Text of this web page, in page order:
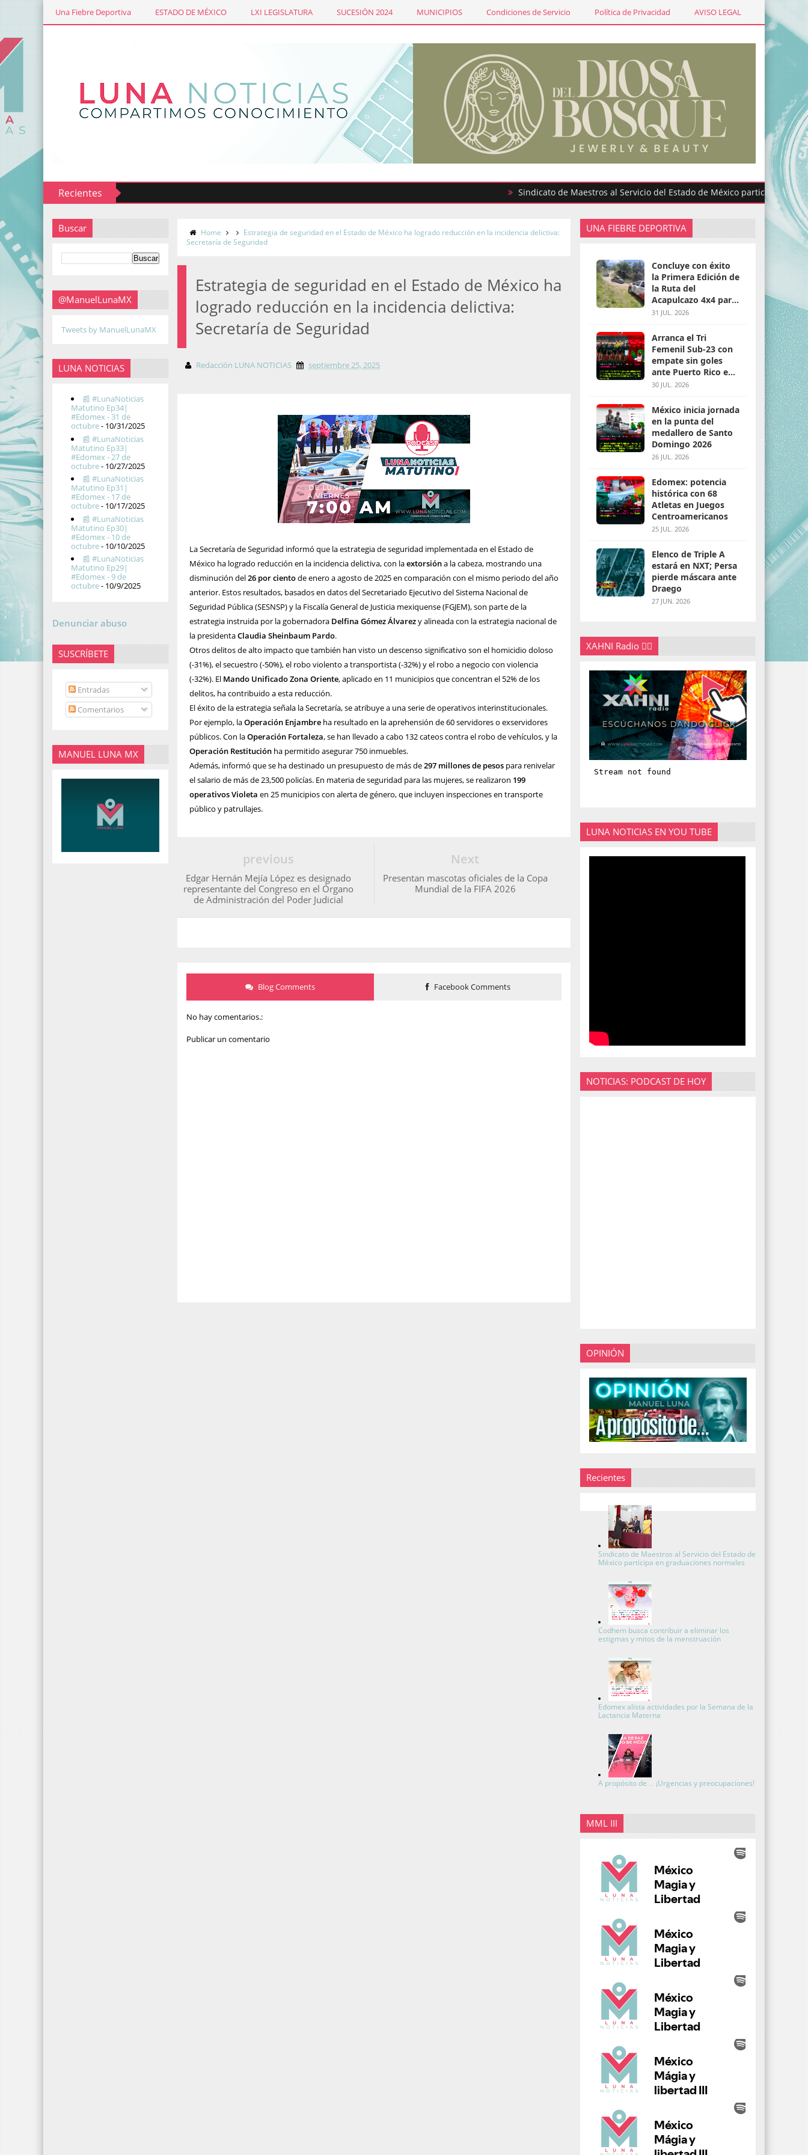
Una Fiebre Deportiva ESTADO DE MÉXICO LXI LEGISLATURA SUCESIÓN 2024 MUNICIPIOS Condiciones de Servicio Política de Privacidad AVISO LEGAL
Recientes Sindicato de Maestros al Servicio del Estado de México participa en
Buscar
@ManuelLunaMX
Tweets by ManuelLunaMX
LUNA NOTICIAS
📰 #LunaNoticias
Matutino Ep34|
#Edomex - 31 de
octubre- 10/31/2025
📰 #LunaNoticias
Matutino Ep33|
#Edomex - 27 de
octubre- 10/27/2025
📰 #LunaNoticias
Matutino Ep31|
#Edomex - 17 de
octubre- 10/17/2025
📰 #LunaNoticias
Matutino Ep30|
#Edomex - 10 de
octubre- 10/10/2025
📰 #LunaNoticias
Matutino Ep29|
#Edomex - 9 de
octubre- 10/9/2025
Denunciar abuso
SUSCRÍBETE
Entradas
Comentarios
MANUEL LUNA MX
Home
Estrategia de seguridad en el Estado de México ha logrado reducción en la incidencia delictiva:
Secretaría de Seguridad
Estrategia de seguridad en el Estado de México ha
logrado reducción en la incidencia delictiva:
Secretaría de Seguridad
Redacción LUNA NOTICIAS septiembre 25, 2025
La Secretaría de Seguridad informó que la estrategia de seguridad implementada en el Estado de
México ha logrado reducción en la incidencia delictiva, con laextorsióna la cabeza, mostrando una
disminución del26 por cientode enero a agosto de 2025 en comparación con el mismo periodo del año
anterior. Estos resultados, basados en datos del Secretariado Ejecutivo del Sistema Nacional de
Seguridad Pública (SESNSP) y la Fiscalía General de Justicia mexiquense (FGJEM), son parte de la
estrategia instruida por la gobernadora Delfina Gómez Álvarezy alineada con la estrategia nacional de
la presidentaClaudia Sheinbaum Pardo.
Otros delitos de alto impacto que también han visto un descenso significativo son el homicidio doloso
(-31%), el secuestro (-50%), el robo violento a transportista (-32%) y el robo a negocio con violencia
(-32%). El Mando Unificado Zona Oriente, aplicado en 11 municipios que concentran el 52% de los
delitos, ha contribuido a esta reducción.
El éxito de la estrategia señala la Secretaría, se atribuye a una serie de operativos interinstitucionales.
Por ejemplo, laOperación Enjambre ha resultado en la aprehensión de 60 servidores o exservidores
públicos. Con laOperación Fortaleza, se han llevado a cabo 132 cateos contra el robo de vehículos, y la
Operación Restitución ha permitido asegurar 750 inmuebles.
Además, informó que se ha destinado un presupuesto de más de297 millones de pesos para renivelar
el salario de más de 23,500 policías. En materia de seguridad para las mujeres, se realizaron 199
operativos Violeta en 25 municipios con alerta de género, que incluyen inspecciones en transporte
público y patrullajes.
Next
Presentan mascotas oficiales de la Copa
Mundial de la FIFA 2026
previous
Edgar Hernán Mejía López es designado
representante del Congreso en el Órgano
de Administración del Poder Judicial
Blog Comments Facebook Comments
No hay comentarios.:
Publicar un comentario
UNA FIEBRE DEPORTIVA
Concluye con éxito
la Primera Edición de
la Ruta del
Acapulcazo 4x4 para
parejas
31 JUL. 2026
Arranca el Tri
Femenil Sub-23 con
empate sin goles
ante Puerto Rico en
Santo Domingo 2026
30 JUL. 2026
México inicia jornada
en la punta del
medallero de Santo
Domingo 2026
26 JUL. 2026
Edomex: potencia
histórica con 68
Atletas en Juegos
Centroamericanos
25 JUL. 2026
Elenco de Triple A
estará en NXT; Persa
pierde máscara ante
Draego
27 JUN. 2026
XAHNI Radio 👇🏽
LUNA NOTICIAS EN YOU TUBE
NOTICIAS: PODCAST DE HOY
OPINIÓN
Recientes
Sindicato de Maestros al Servicio del Estado de
México participa en graduaciones normales
Codhem busca contribuir a eliminar los
estigmas y mitos de la menstruación
Edomex alista actividades por la Semana de la
Lactancia Materna
A propósito de… ¡Urgencias y preocupaciones!
MML III